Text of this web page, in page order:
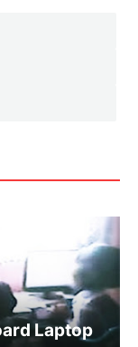
Laptop